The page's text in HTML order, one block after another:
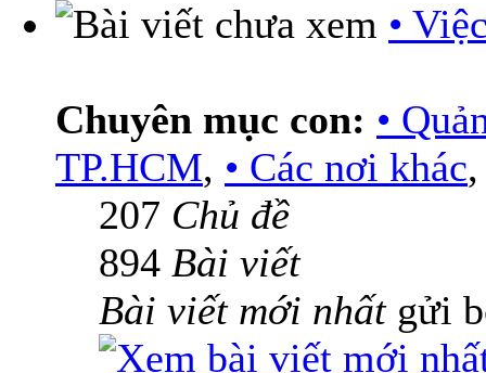
•
Chuyên mục con: •
TP.HCM, • Các nơi khác
207 Chủ đề
894 Bài viết
Bài viết mới nhấtgửi